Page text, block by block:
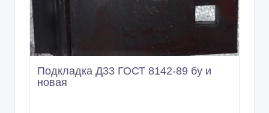
Подкладка Д33 ГОСТ 8142-89 бу и
новая